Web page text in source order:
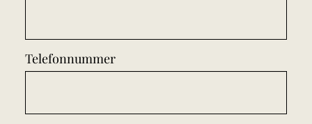
Telefonnummer